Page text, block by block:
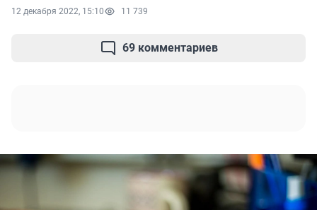
12 декабря 2022, 15:10 11 739
69 комментариев